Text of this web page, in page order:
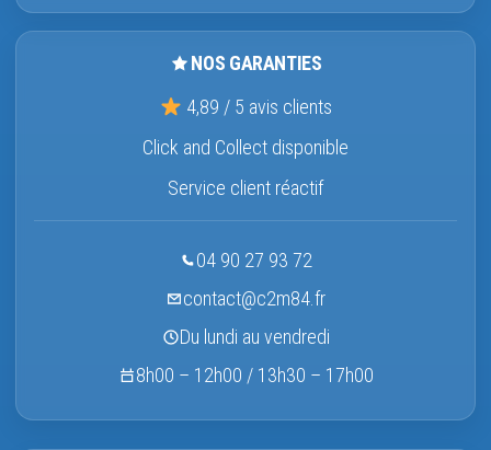
NOS GARANTIES
4,89 / 5 avis clients
Click and Collect disponible
Service client réactif
04 90 27 93 72
contact@c2m84.fr
Du lundi au vendredi
8h00 – 12h00 / 13h30 – 17h00